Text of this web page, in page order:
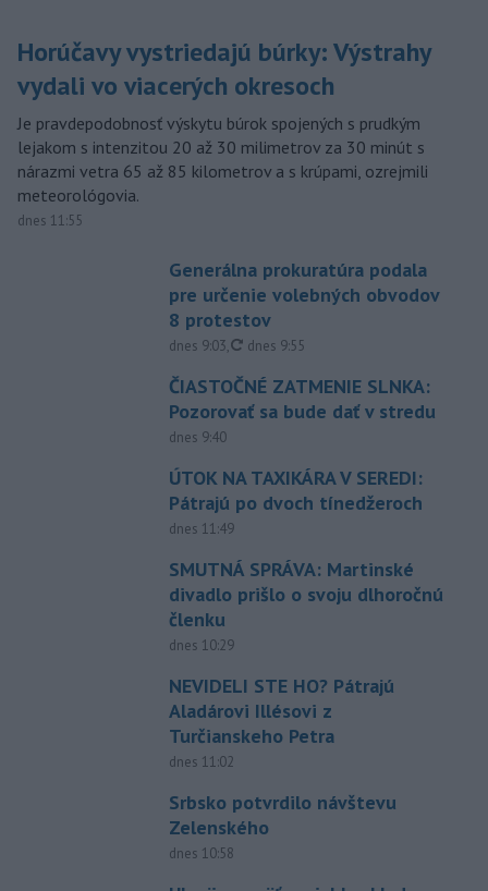
Horúčavy vystriedajú búrky: Výstrahy
vydali vo viacerých okresoch
Je pravdepodobnosť výskytu búrok spojených s prudkým
lejakom s intenzitou 20 až 30 milimetrov za 30 minút s
nárazmi vetra 65 až 85 kilometrov a s krúpami, ozrejmili
meteorológovia.
dnes 11:55
Generálna prokuratúra podala
pre určenie volebných obvodov
8 protestov
dnes 9:03, aktualizované
dnes 9:55
ČIASTOČNÉ ZATMENIE SLNKA:
Pozorovať sa bude dať v stredu
dnes 9:40
ÚTOK NA TAXIKÁRA V SEREDI:
Pátrajú po dvoch tínedžeroch
dnes 11:49
SMUTNÁ SPRÁVA: Martinské
divadlo prišlo o svoju dlhoročnú
členku
dnes 10:29
NEVIDELI STE HO? Pátrajú
Aladárovi Illésovi z
Turčianskeho Petra
dnes 11:02
Srbsko potvrdilo návštevu
Zelenského
dnes 10:58